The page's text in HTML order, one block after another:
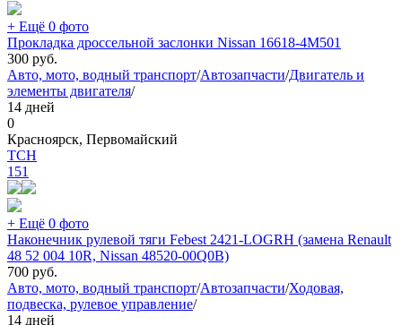
+ Ещё 0 фото
Прокладка дроссельной заслонки Nissan 16618-4M501
300 руб.
Авто, мото, водный транспорт/Автозапчасти/Двигатель и
элементы двигателя/
14 дней
0
Красноярск, Первомайский
TCH
151
+ Ещё 0 фото
Наконечник рулевой тяги Febest 2421-LOGRH (замена Renault
48 52 004 10R, Nissan 48520-00Q0B)
700 руб.
Авто, мото, водный транспорт/Автозапчасти/Ходовая,
подвеска, рулевое управление/
14 дней